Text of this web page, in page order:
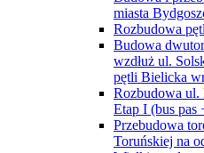
miasta
Rozbudowa
Budowa
wzdłuż ul.
pętli Bielicka
Rozbudowa
Etap I (bus pas
Przebudowa
Toruńskiej na